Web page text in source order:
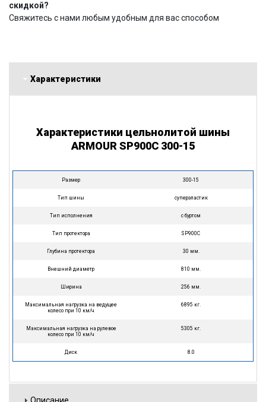
скидкой?
Свяжитесь с нами любым удобным для вас способом
Характеристики
Характеристики цельнолитой шины
ARMOUR SP900C 300-15
Размер 300-15
Тип шины суперэластик
Тип исполнения с буртом
Тип протектора SP900C
Глубина протектора 30 мм.
Внешний диаметр 810 мм.
Ширина 256 мм.
Максимальная нагрузка на ведущее
колесо при 10 км/ч
6895 кг.
Максимальная нагрузка на рулевое
колесо при 10 км/ч
5305 кг.
Диск 8.0